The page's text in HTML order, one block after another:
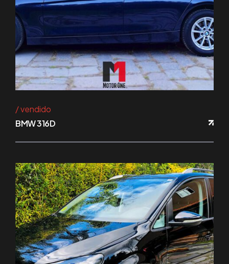
vendido
BMW 316D